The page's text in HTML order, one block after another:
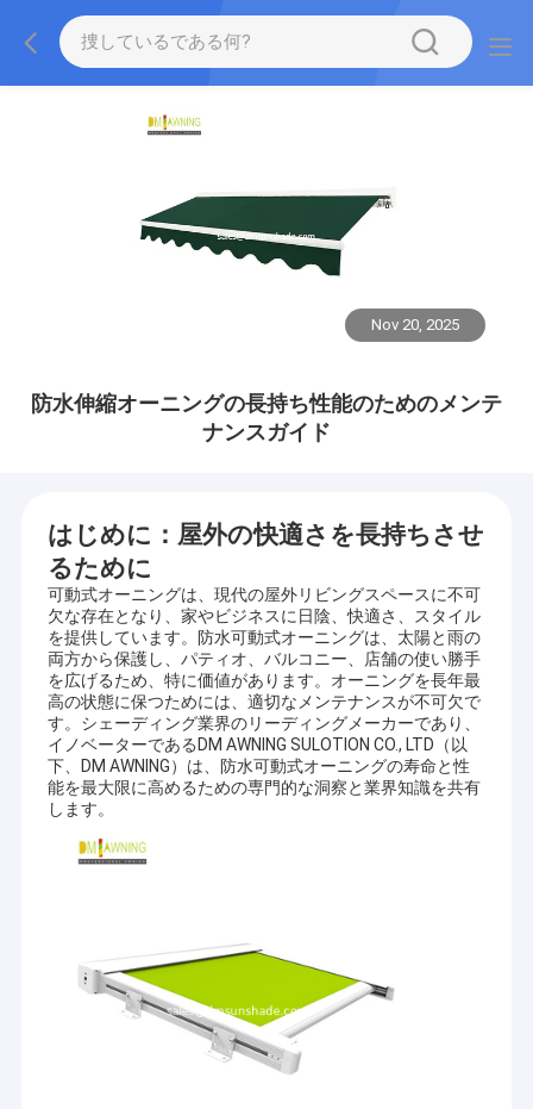
Nov 20, 2025
防水伸縮オーニングの長持ち性能のためのメンテ
ナンスガイド
はじめに：屋外の快適さを長持ちさせ
るために
可動式オーニングは、現代の屋外リビングスペースに不可
欠な存在となり、家やビジネスに日陰、快適さ、スタイル
を提供しています。防水可動式オーニングは、太陽と雨の
両方から保護し、パティオ、バルコニー、店舗の使い勝手
を広げるため、特に価値があります。オーニングを長年最
高の状態に保つためには、適切なメンテナンスが不可欠で
す。シェーディング業界のリーディングメーカーであり、
イノベーターであるDM AWNING SULOTION CO., LTD（以
下、DM AWNING）は、防水可動式オーニングの寿命と性
能を最大限に高めるための専門的な洞察と業界知識を共有
します。